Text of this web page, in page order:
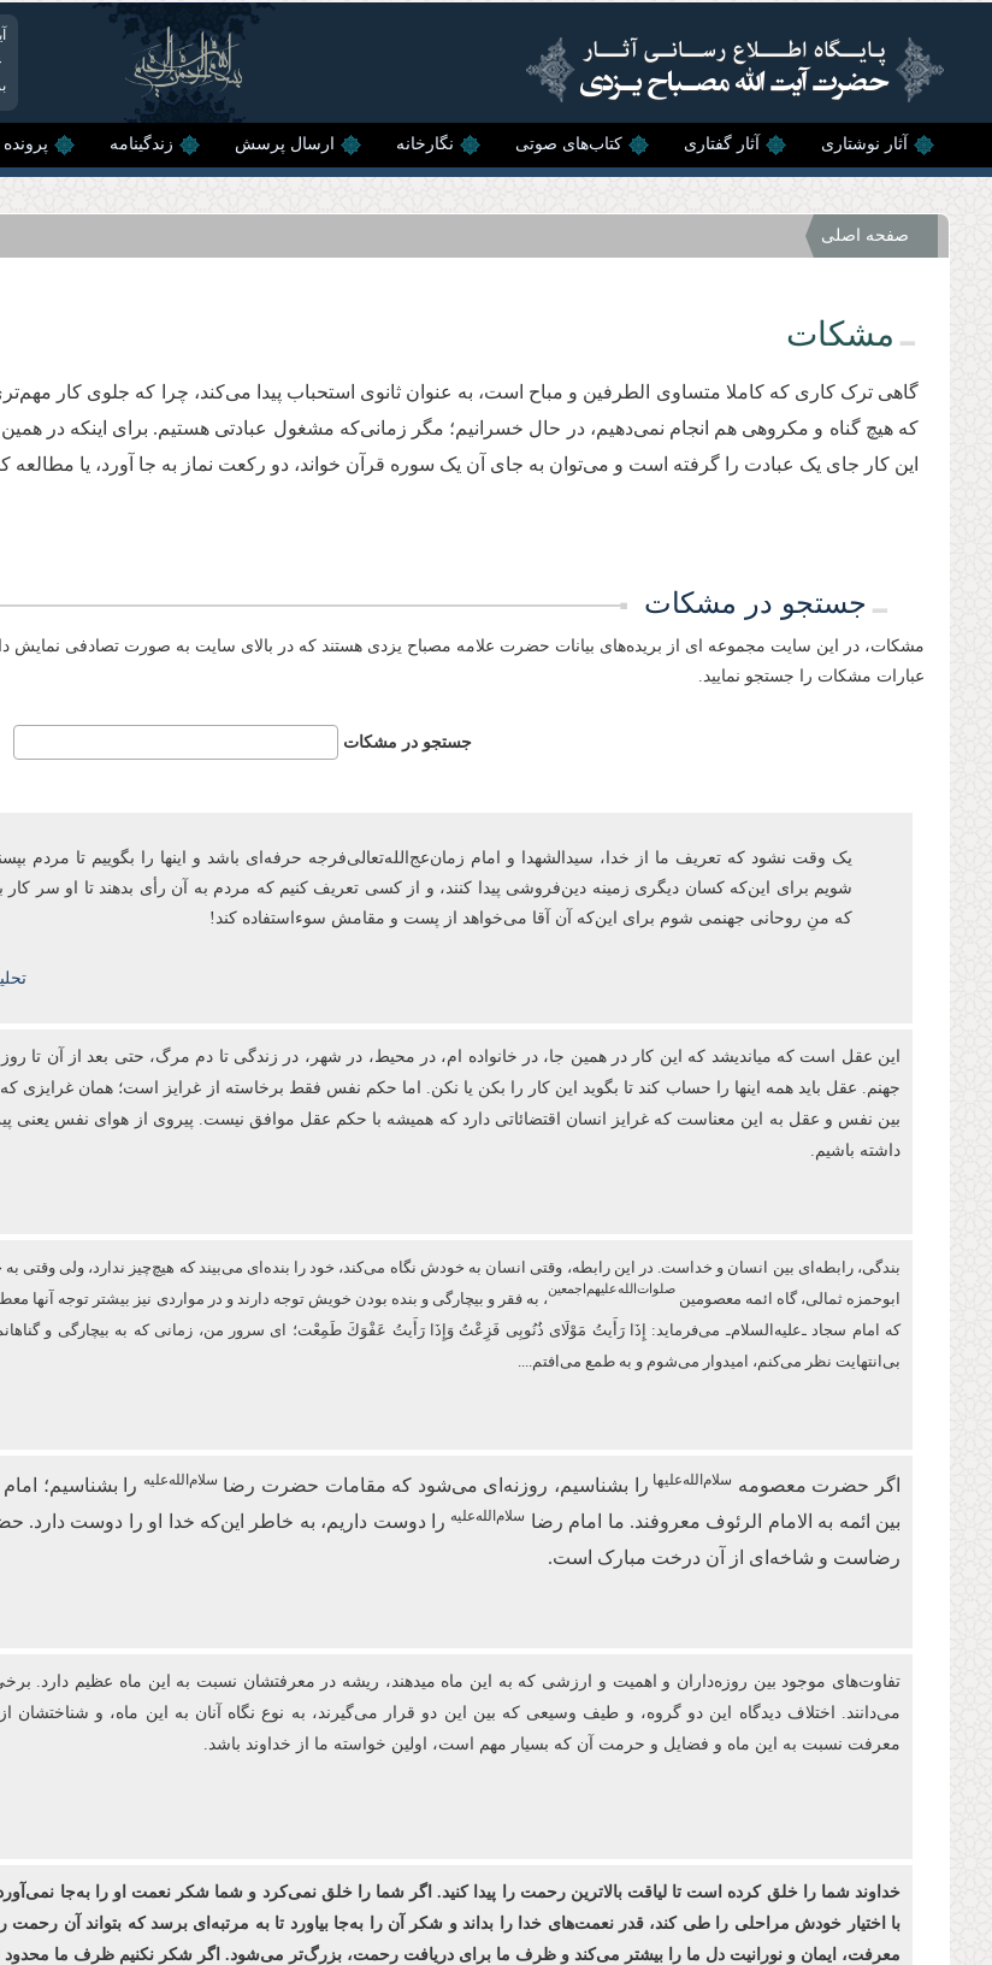
آثار نوشتاری آثار گفتاری کتاب‌های صوتی نگارخانه ارسال پرسش زندگینامه
صفحه اصلی
مشکات
گاهی ترک کاری که کاملا متساوی الطرفین و مباح است، به عنوان ثانوی استحباب پیدا می‌کند، چرا که جلوی کار
که هیچ گناه و مکروهی هم انجام نمی‌دهیم، در حال خسرانیم؛ مگر زمانی‌که مشغول عبادتی هستیم. برای اینکه در
این کار جای یک عبادت را گرفته است و می‌توان به جای آن یک سوره قرآن خواند، دو رکعت نماز به جا آورد، یا مطالعه
جستجو در مشکات
مشکات، در این سایت مجموعه ای از بریده‌های بیانات حضرت علامه مصباح یزدی هستند که در بالای سایت به صورت تصادفی نمایش
عبارات مشکات را جستجو نمایید.
جستجو در مشکات
یک وقت نشود که تعریف ما از خدا، سیدالشهدا و امام زمان‌عج‌الله‌تعالی‌فرجه حرفه‌ای باشد و این­ها را بگوییم تا مردم
شویم برای این‌که کسان دیگری زمینه دین‌فروشی پیدا کنند، و از کسی تعریف کنیم که مردم به آن رأی ‌بدهند تا او سر
که منِ روحانی جهنمی شوم برای اینکه آن آقا می‌خواهد از پست و مقامش سوءاستفاده کند!
این عقل است که میاندیشد که این کار در همین جا، در خانواده ام، در محیط، در شهر، در زندگی تا دم مرگ، حتی بعد از آن تا
جهنم. عقل باید همه اینها را حساب کند تا بگوید این کار را بکن یا نکن. اما حکم نفس فقط برخاسته از غرایز است؛ همان غرایزی
بین نفس و عقل به این معناست که غرایز انسان اقتضائاتی دارد که همیشه با حکم عقل موافق نیست. پیروی از هوای نفس یعنی
داشته باشیم.
بندگی، رابطه‌ای بین انسان و خداست. در این رابطه، وقتی انسان به خودش نگاه می‌کند، خود را بنده‌ای می‌بیند که هیچ‌چیز ندارد، ولی وقتی
ابو‌حمزه ثمالی، گاه ائمه معصومین
صلوات‌‌الله‌‌عليهم‌‌اجمعين
، به فقر و بیچارگی و بنده بودن خویش توجه دارند و در مواردی نیز بیشتر
كه امام سجاد ـ‌علیه‌السلام‌ـ می‌فرماید: إِذَا رَأَیتُ مَوْلَای ذُنُوبِی فَزِعْتُ وَإِذَا رَأَیتُ عَفْوَكَ طَمِعْت؛ ای سرور من، زمانی که به بیچارگی و
بی‌انتهایت نظر می‌کنم، امیدوار ‏می‌شوم و به طمع می‌افتم....
اگر حضرت معصومه سلام‌الله‌علیها را بشناسیم، روزنه‌ای می‌شود که مقامات حضرت رضا سلام‌الله‌علیه را بشناسیم؛
بین ائمه به الامام الرئوف معروفند. ما امام رضا سلام‌الله‌علیه را دوست داریم، به خاطر این‌که خدا او را دوست
رضاست و شاخه‌ای از آن درخت مبارک است.
تفاوت‌های موجود بین روزه‌‏داران و اهمیت و ارزشی كه به این ماه می‏دهند، ریشه در معرفتشان نسبت به این ماه عظیم دارد.
می‌دانند. اختلاف دیدگاه این دو گروه، و طیف وسیعی که بین این دو قرار می‌گیرند، به نوع نگاه آنان به این ماه، و
معرفت نسبت به این ماه و فضایل و حرمت آن که بسیار مهم است، اولین خواسته ما از خداوند باشد.
خداوند شما را خلق کرده ‌است تا لیاقت بالاترین رحمت را پیدا کنید. اگر شما را خلق نمی‌کرد و شما شکر نعمت او را به‌جا
با اختیار خودش مراحلی را طی کند، قدر نعمت‌های خدا را بداند و شکر آن را به‌جا بیاورد تا به مرتبه‌ای برسد که بتواند آن
معرفت، ایمان و نورانیت دل ما را بیشتر می‌کند و ظرف ما برای دریافت رحمت، بزرگ‌تر می‌شود. اگر شکر نکنیم ظرف ما